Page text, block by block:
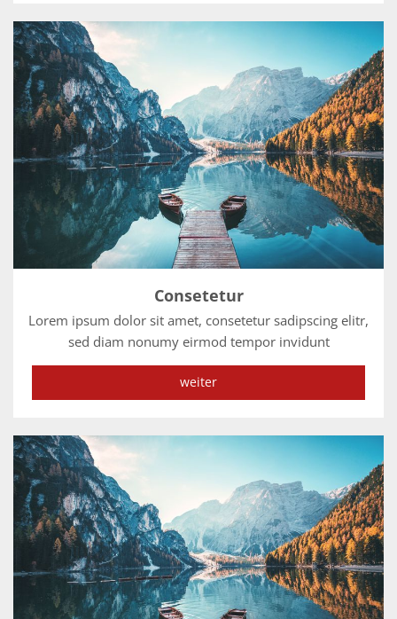
Consetetur
Lorem ipsum dolor sit amet, consetetur sadipscing elitr,
sed diam nonumy eirmod tempor invidunt
weiter